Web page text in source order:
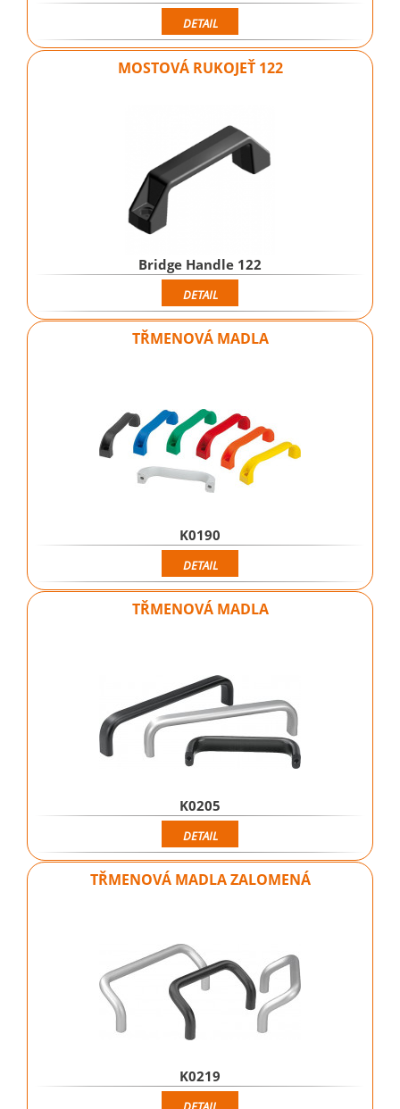
DETAIL
MOSTOVÁ RUKOJEŤ 122
Bridge Handle 122
DETAIL
TŘMENOVÁ MADLA
K0190
DETAIL
TŘMENOVÁ MADLA
K0205
DETAIL
TŘMENOVÁ MADLA ZALOMENÁ
K0219